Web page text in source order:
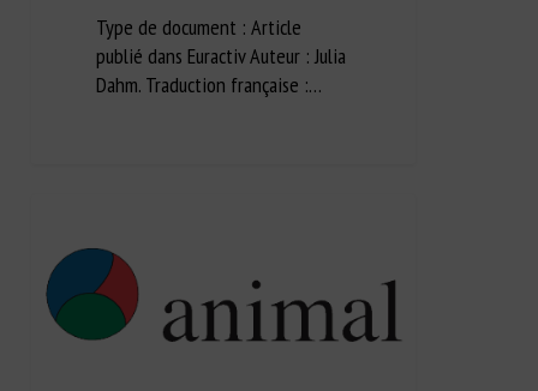
Type de document : Article
publié dans Euractiv Auteur : Julia
Dahm. Traduction française :…